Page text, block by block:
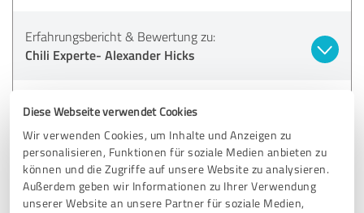
Diese Webseite verwendet Cookies
Wir verwenden Cookies, um Inhalte und Anzeigen zu
personalisieren, Funktionen für soziale Medien anbieten zu
können und die Zugriffe auf unsere Website zu analysieren.
Außerdem geben wir Informationen zu Ihrer Verwendung
unserer Website an unsere Partner für soziale Medien,
Erfahrungsbericht & Bewertung zu:
Chili Experte- Alexander Hicks
5,00 von 5
SEHR GUT Empfehlung